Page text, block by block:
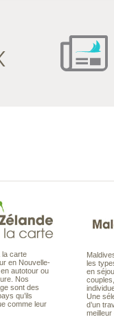
la carte
en Nouvelle-
autotour ou
Nos
sont des
qu’ils
comme leur
les
en
Une
d’un
meilleur